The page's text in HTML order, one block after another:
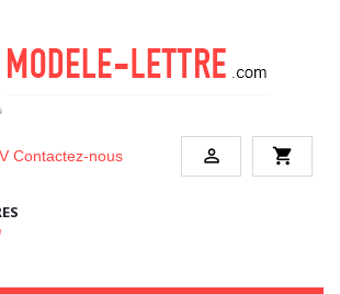
Contactez-nous  shopping_cart